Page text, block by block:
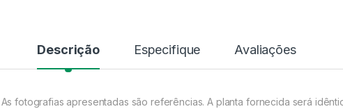
Descrição Especifique Avaliações
As fotografias apresentadas são referências. A planta fornecida será